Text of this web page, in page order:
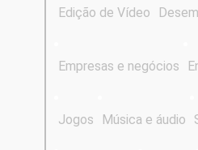
Edição de Vídeo
Empresas e negócios
Jogos Música e áudio